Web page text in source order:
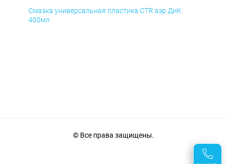
Смазка универсальная пластика CTR аэр ДиК
400мл
© Все права защищены.